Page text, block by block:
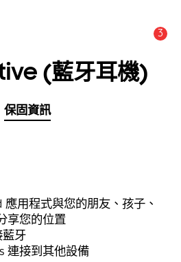
3
(藍牙耳機)
保固資訊
應用程式與您的朋友、孩子、
享您的位置
牙
連接到其他設備